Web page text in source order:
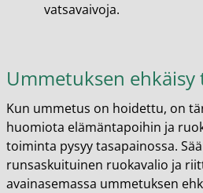
vatsavaivoja.
Ummetuksen ehkäisy
Kun ummetus on hoidettu, on
huomiota elämäntapoihin ja
toiminta pysyy tasapainossa.
runsaskuituinen ruokavalio ja
avainasemassa ummetuksen